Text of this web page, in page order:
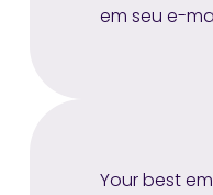
em seu e-
Your best